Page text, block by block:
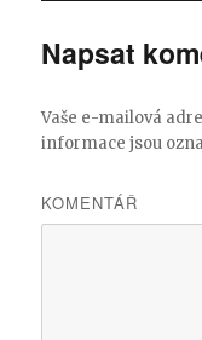
Napsat
Vaše e-mailová
informace jsou
KOMENTÁŘ